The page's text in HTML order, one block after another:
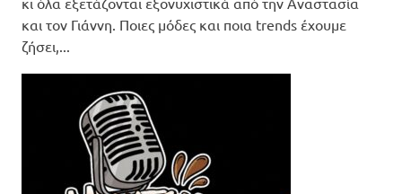
και τον Γιάννη. Ποιες μόδες και ποια trends έχουμε
ζήσει,...